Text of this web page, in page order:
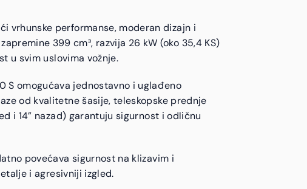
vrhunske performanse, moderan dizajn i
399 cm³, razvija 26 kW (oko 35,4 KS)
u svim uslovima vožnje.
S omogućava jednostavno i uglađeno
od kvalitetne šasije, teleskopske prednje
i 14” nazad) garantuju sigurnost i odličnu
povećava sigurnost na klizavim i
i agresivniji izgled.